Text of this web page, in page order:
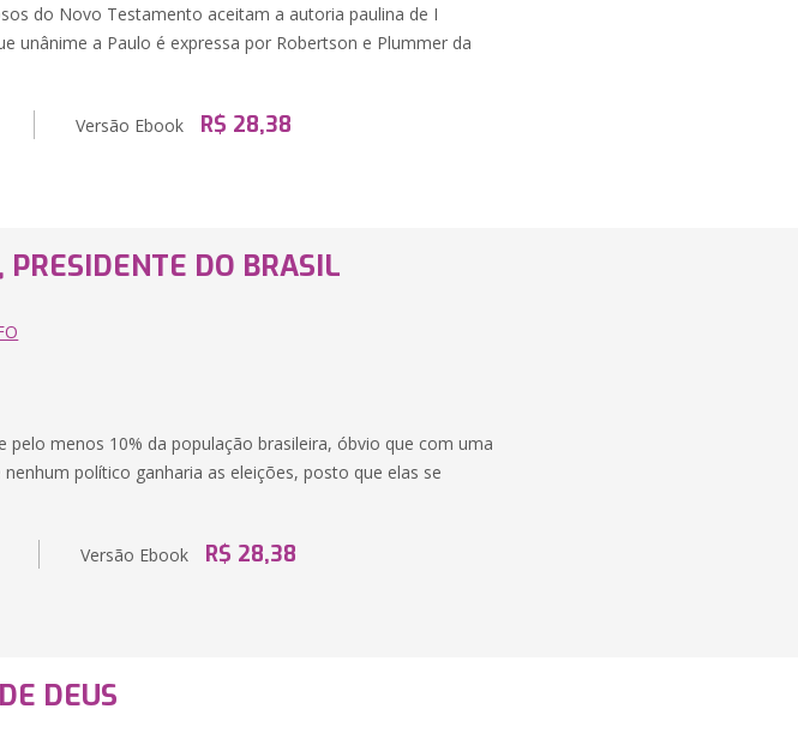
do Novo Testamento aceitam a autoria paulina de I
unânime a Paulo é expressa por Robertson e Plummer da
Versão Ebook R$ 28,38
PRESIDENTE DO BRASIL
pelo menos 10% da população brasileira, óbvio que com uma
político ganharia as eleições, posto que elas se
Versão Ebook R$ 28,38
DEUS